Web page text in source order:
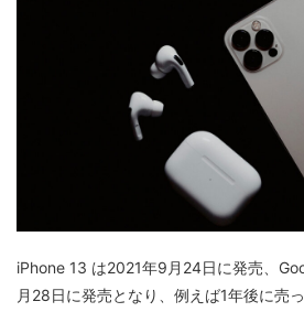
iPhone 13 は2021年9月24日に発売、
月28日に発売となり、例えば1年後に売